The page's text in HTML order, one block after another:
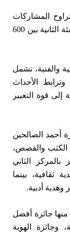
المشاركات
في الفئة الأولى بين 300 و600 كلمة، وفي الفئة الثانية بين 600
والفنية، تشمل
وترابط الأحداث
إلى قوة التعبير
أحمد الصالحين
الكتب والقصص،
بالمركز الثاني
ثقافية، بينما
أدبية.
منها جائزة أفضل
وجائزة الهوية